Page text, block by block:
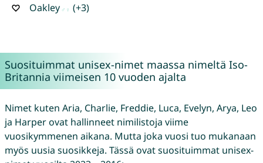
Oakley
(+3)
Suosituimmat unisex-nimet maassa nimeltä Iso-
Britannia viimeisen 10 vuoden ajalta
Nimet kuten Aria, Charlie, Freddie, Luca, Evelyn, Arya, Leo
ja Harper ovat hallinneet nimilistoja viime
vuosikymmenen aikana. Mutta joka vuosi tuo mukanaan
myös uusia suosikkeja. Tässä ovat suosituimmat unisex-